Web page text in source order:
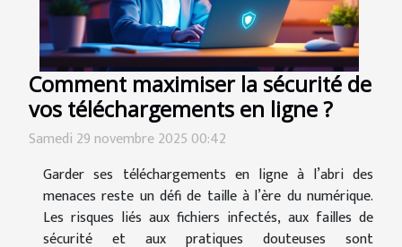
Comment maximiser la sécurité de
vos téléchargements en ligne ?
Samedi 29 novembre 2025 00:42
Garder ses téléchargements en ligne à l’abri des
menaces reste un défi de taille à l’ère du numérique.
Les risques liés aux fichiers infectés, aux failles de
sécurité et aux pratiques douteuses sont